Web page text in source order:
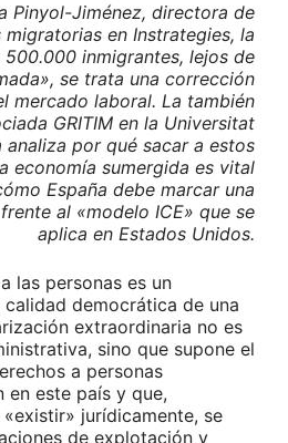
Pinyol-Jiménez, directora de
en Instrategies, la
inmigrantes, lejos de
se trata una corrección
mercado laboral. La también
GRITIM en la Universitat
analiza por qué sacar a estos
economía sumergida es vital
España debe marcar una
al «modelo ICE» que se
aplica en Estados Unidos.
las personas es un
democrática de una
extraordinaria no es
sino que supone el
a personas
en este país y que,
jurídicamente, se
de explotación y